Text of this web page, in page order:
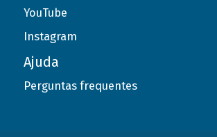
YouTube
Instagram
Ajuda
Perguntas frequentes